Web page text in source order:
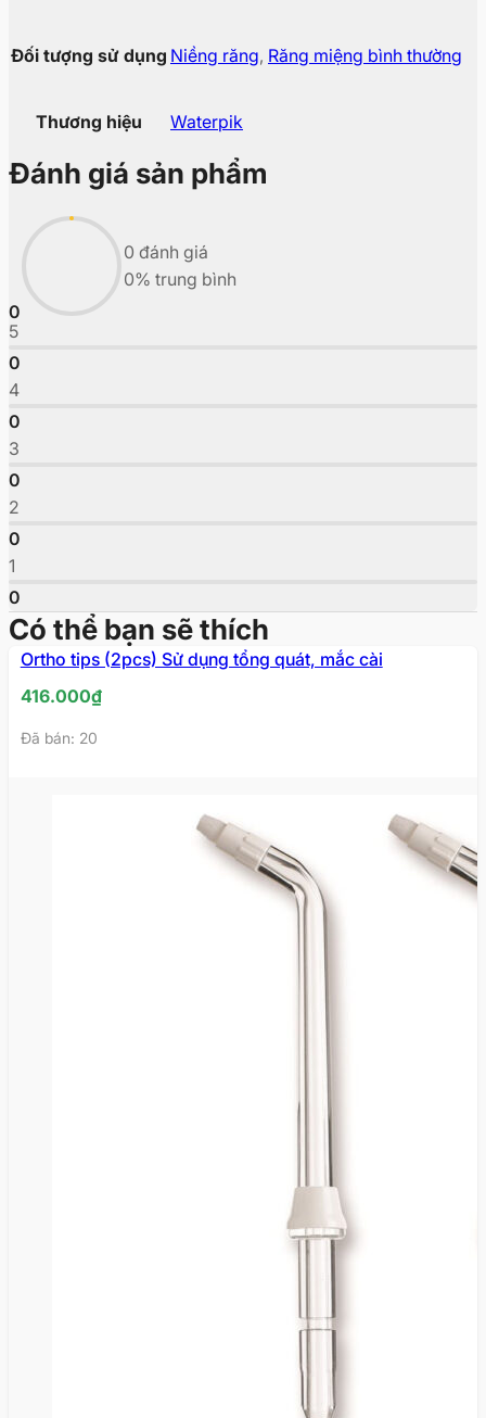
Đối tượng sử dụng Niềng răng, Răng miệng bình thường
Thương hiệu Waterpik
Đánh giá sản phẩm
0
0 đánh giá
0% trung bình
5
0
4
0
3
0
2
0
1
0
Có thể bạn sẽ thích
Ortho tips (2pcs) Sử dụng tổng quát, mắc cài
416.000₫
Đã bán: 20